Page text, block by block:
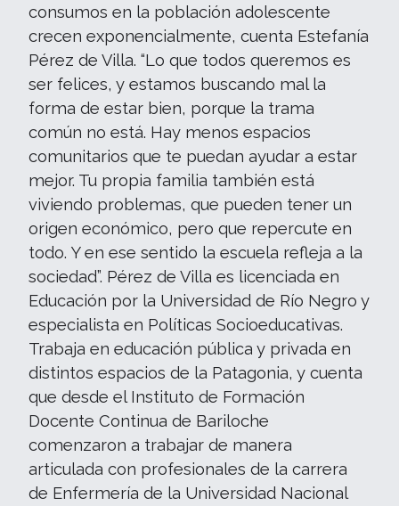
consumos en la población adolescente
crecen exponencialmente, cuenta Estefanía
Pérez de Villa. “Lo que todos queremos es
ser felices, y estamos buscando mal la
forma de estar bien, porque la trama
común no está. Hay menos espacios
comunitarios que te puedan ayudar a estar
mejor. Tu propia familia también está
viviendo problemas, que pueden tener un
origen económico, pero que repercute en
todo. Y en ese sentido la escuela refleja a la
sociedad”. Pérez de Villa es licenciada en
Educación por la Universidad de Río Negro y
especialista en Políticas Socioeducativas.
Trabaja en educación pública y privada en
distintos espacios de la Patagonia, y cuenta
que desde el Instituto de Formación
Docente Continua de Bariloche
comenzaron a trabajar de manera
articulada con profesionales de la carrera
de Enfermería de la Universidad Nacional